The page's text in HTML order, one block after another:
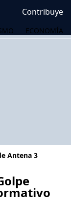
Contribuye
ECONOMÍA
Antena 3